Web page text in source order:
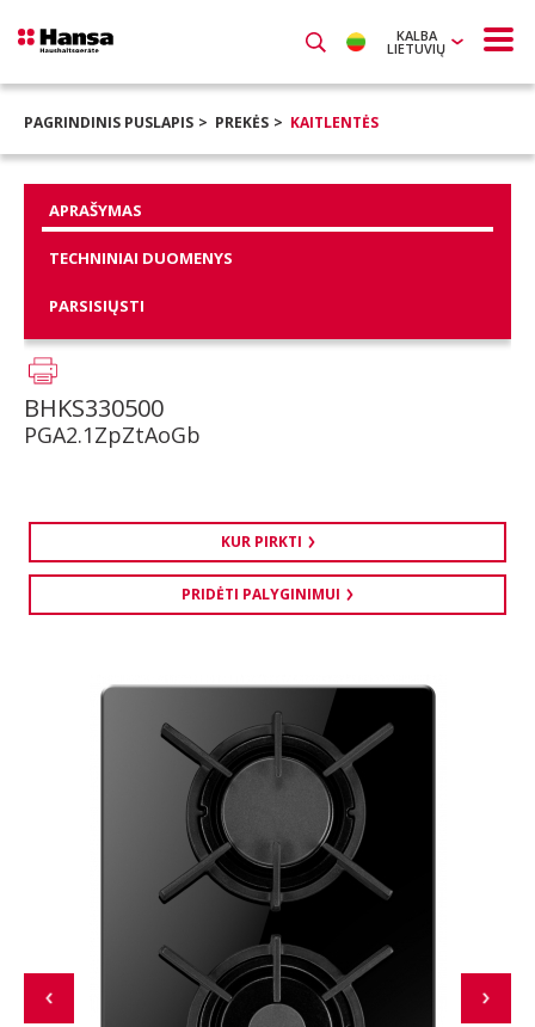
KALBA
LIETUVIŲ
PAGRINDINIS PUSLAPIS PREKĖS KAITLENTĖS
APRAŠYMAS
TECHNINIAI DUOMENYS
PARSISIŲSTI
BHKS330500
PGA2.1ZpZtAoGb
KUR PIRKTI
PRIDĖTI PALYGINIMUI